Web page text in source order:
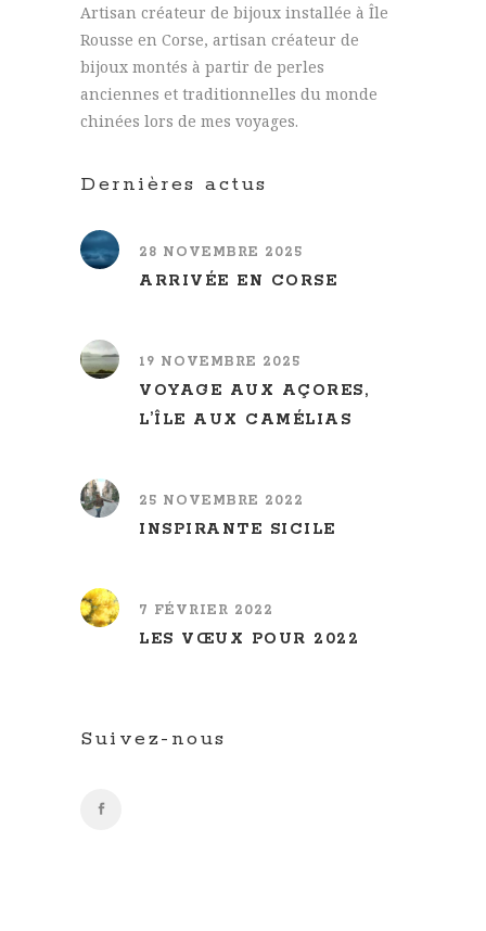
Artisan créateur de bijoux installée à Île
Rousse en Corse, artisan créateur de
bijoux montés à partir de perles
anciennes et traditionnelles du monde
chinées lors de mes voyages.
Dernières actus
28 NOVEMBRE 2025
ARRIVÉE EN CORSE
19 NOVEMBRE 2025
VOYAGE AUX AÇORES,
L’ÎLE AUX CAMÉLIAS
25 NOVEMBRE 2022
INSPIRANTE SICILE
7 FÉVRIER 2022
LES VŒUX POUR 2022
Suivez-nous